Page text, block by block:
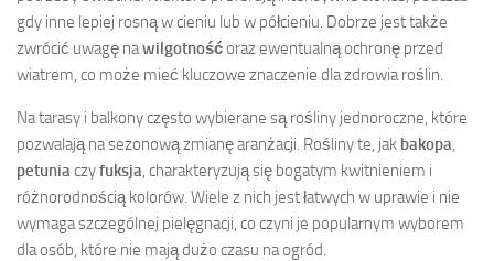
gdy inne lepiej rosną w cieniu lub w półcieniu. Dobrze jest także
zwrócić uwagę nawilgotnośćoraz ewentualną ochronę przed
wiatrem, co może mieć kluczowe znaczenie dla zdrowia roślin.
Na tarasy i balkony często wybierane są rośliny jednoroczne, które
pozwalają na sezonową zmianę aranżacji. Rośliny te, jak bakopa,
petuniaczyfuksja, charakteryzują się bogatym kwitnieniem i
różnorodnością kolorów. Wiele z nich jest łatwych w uprawie i nie
wymaga szczególnej pielęgnacji, co czyni je popularnym wyborem
dla osób, które nie mają dużo czasu na ogród.